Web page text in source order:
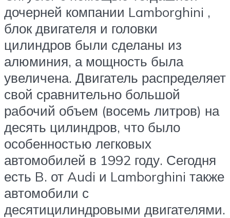
дочерней компании Lamborghini ,
блок двигателя и головки
цилиндров были сделаны из
алюминия, а мощность была
увеличена. Двигатель распределяет
свой сравнительно большой
рабочий объем (восемь литров) на
десять цилиндров, что было
особенностью легковых
автомобилей в 1992 году. Сегодня
есть B. от Audi и Lamborghini также
автомобили с
десятицилиндровыми двигателями.